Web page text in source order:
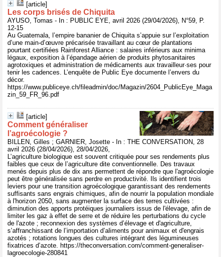
[article]
Les corps brisés de Chiquita
AYUSO, Tomas - In : PUBLIC EYE, avril 2026 (29/04/2026), N°59, P.
12-15
Au Guatemala, l’empire bananier de Chiquita s’appuie sur l’exploitation
d’une main-d’œuvre précarisée travaillant au cœur de plantations
pourtant certifiées Rainforest Alliance : salaires inférieurs aux minima
légaux, exposition à l’épandage aérien de produits phytosanitaires
agrotoxiques et administration de médicaments aux travailleur·ses pour
tenir les cadences. L’enquête de Public Eye documente l’envers du
décor.
https://www.publiceye.ch/fileadmin/doc/Magazin/2604_PublicEye_Maga
zin_59_FR_96.pdf
[article]
Comment généraliser
l’agroécologie ?
BILLEN, Gilles ; GARNIER, Josette - In : THE CONVERSATION, 28
avril 2026 (28/04/2026), 28/04/2026,
L’agriculture biologique est souvent critiquée pour ses rendements plus
faibles que ceux de l’agriculture dite conventionnelle. Des travaux
menés depuis plus de dix ans permettent de répondre que l'agroécologie
peut être généralisée sans perdre en productivité. Ils identifient trois
leviers pour une transition agroécologique garantissant des rendements
suffisants sans engrais chimiques, afin de nourrir la population mondiale
à l'horizon 2050, sans augmenter la surface des terres cultivées :
diminution des apports protéiques journaliers issus de l'élevage, afin de
limiter les gaz à effet de serre et de réduire les perturbations du cycle
de l'azote ; reconnexion des systèmes d’élevage et d'agriculture,
s’affranchissant de l’importation d’aliments pour animaux et d'engrais
azotés ; rotations longues des cultures intégrant des légumineuses
fixatrices d’azote. https://theconversation.com/comment-generaliser-
lagroecologie-280841